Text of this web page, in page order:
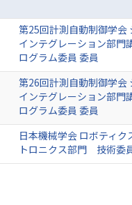
第25回計測自動制御学会
インテグレーション部門
ログラム委員 委員
第26回計測自動制御学会
インテグレーション部門
ログラム委員 委員
日本機械学会 ロボティク
トロニクス部門 技術委